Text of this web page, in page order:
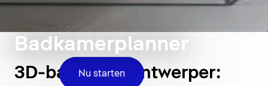
Badkamerplanner
Nu starten
3D-badkamerontwerper: